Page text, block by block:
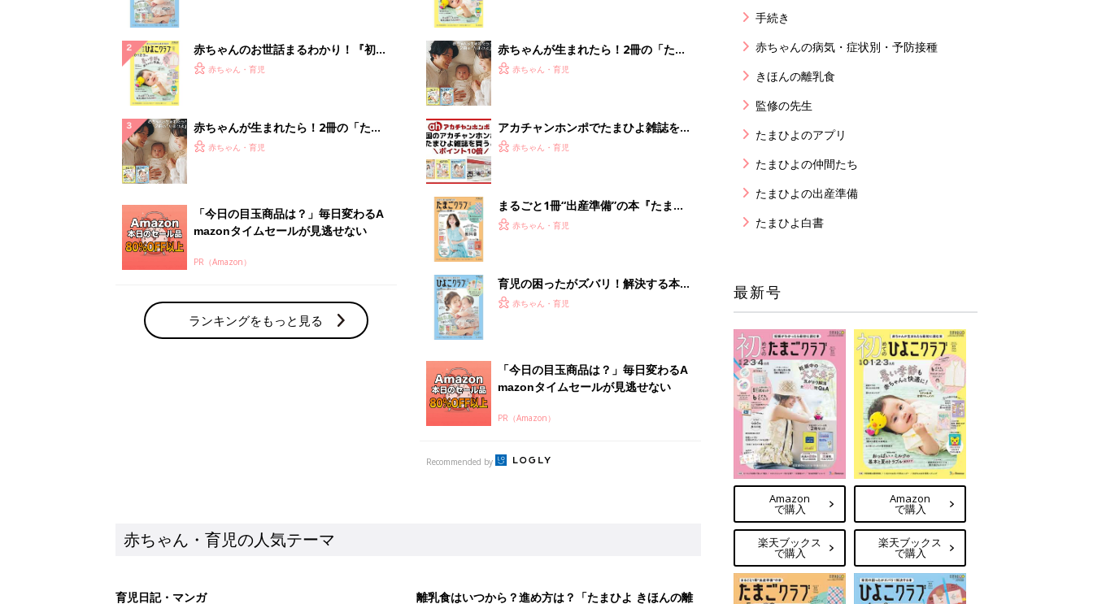
ランキングをもっと見る
になるまで、育児に役立つ情報がいっ
ぱい！
mazonタイムセールが見逃せない
PR（Amazon）
赤ちゃん・育児の人気テーマ
育児日記・マンガ
離乳食はいつから？進め方は？「たまひよ きほんの離
授乳の悩みや初めての離乳食作りに役立つ
子育てとお金
妊娠・出産・育児にかかる費用やもらえる補助
金・助成金を解説
手続き
赤ちゃんの病気・症状別・予防接種
きほんの離乳食
監修の先生
たまひよのアプリ
たまひよの仲間たち
たまひよの出産準備
たまひよ白書
最新号
Amazon
で購入
楽天ブックス
で購入
Amazon
で購入
楽天ブックス
で購入